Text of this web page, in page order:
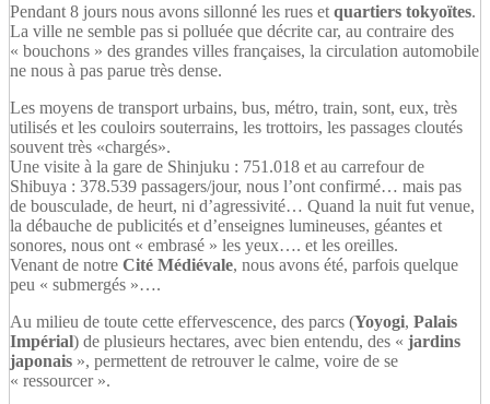
Pendant 8 jours nous avons sillonné les rues et quartiers tokyoïtes.
La ville ne semble pas si polluée que décrite car, au contraire des
« bouchons » des grandes villes françaises, la circulation automobile
ne nous à pas parue très dense.
Les moyens de transport urbains, bus, métro, train, sont, eux, très
utilisés et les couloirs souterrains, les trottoirs, les passages cloutés
souvent très «chargés».
Une visite à la gare de Shinjuku : 751.018 et au carrefour de
Shibuya : 378.539 passagers/jour, nous l’ont confirmé… mais pas
de bousculade, de heurt, ni d’agressivité… Quand la nuit fut venue,
la débauche de publicités et d’enseignes lumineuses, géantes et
sonores, nous ont « embrasé » les yeux…. et les oreilles.
Venant de notre Cité Médiévale, nous avons été, parfois quelque
peu « submergés »….
Au milieu de toute cette effervescence, des parcs (Yoyogi, Palais
Impérial) de plusieurs hectares, avec bien entendu, des « jardins
japonais », permettent de retrouver le calme, voire de se
« ressourcer ».